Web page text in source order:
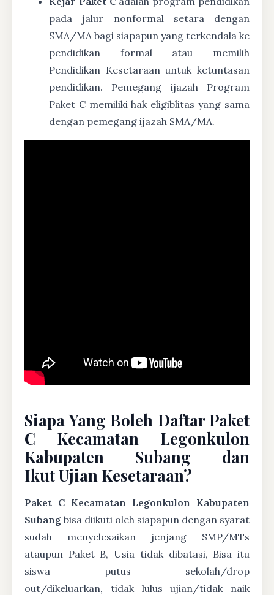
pada jalur nonformal setara dengan
SMA/MA bagi siapapun yang terkendala ke
pendidikan formal atau memilih
Pendidikan Kesetaraan untuk ketuntasan
pendidikan. Pemegang ijazah Program
Paket C memiliki hak eligiblitas yang sama
dengan pemegang ijazah SMA/MA.
Siapa Yang Boleh Daftar Paket
C Kecamatan Legonkulon
Kabupaten Subang dan
Ikut Ujian Kesetaraan?
Paket C Kecamatan Legonkulon Kabupaten
Subang bisa diikuti oleh siapapun dengan syarat
sudah menyelesaikan jenjang SMP/MTs
ataupun Paket B, Usia tidak dibatasi, Bisa itu
siswa putus sekolah/drop
out/dikeluarkan, tidak lulus ujian/tidak naik